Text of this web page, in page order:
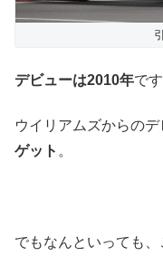
デビューは2010年で
ウイリアムズからのデ
ゲット 。
でもなんといっても、